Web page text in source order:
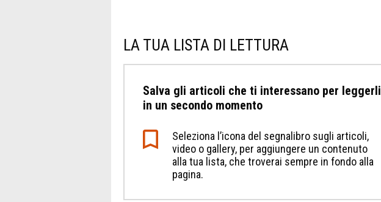
LA TUA LISTA DI LETTURA
Salva gli articoli che ti interessano per leggerli
in un secondo momento
Seleziona l’icona del segnalibro sugli articoli,
video o gallery, per aggiungere un contenuto
alla tua lista, che troverai sempre in fondo alla
pagina.